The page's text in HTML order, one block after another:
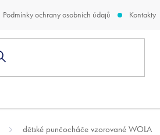
Podmínky ochrany osobních údajů Kontakty
dětské punčocháče vzorované WOLA